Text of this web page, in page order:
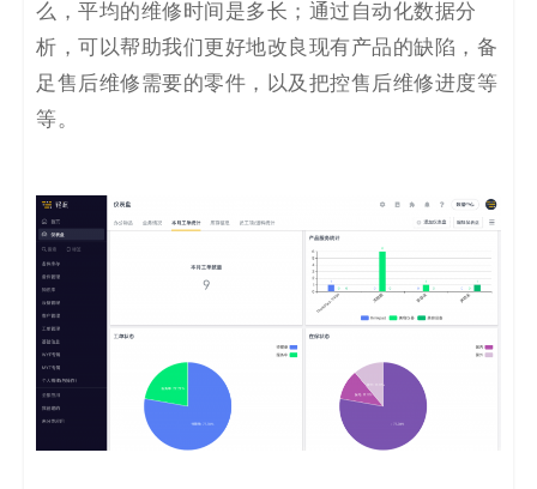
么，平均的维修时间是多长；通过自动化数据分
析，可以帮助我们更好地改良现有产品的缺陷，备
足售后维修需要的零件，以及把控售后维修进度等
等。